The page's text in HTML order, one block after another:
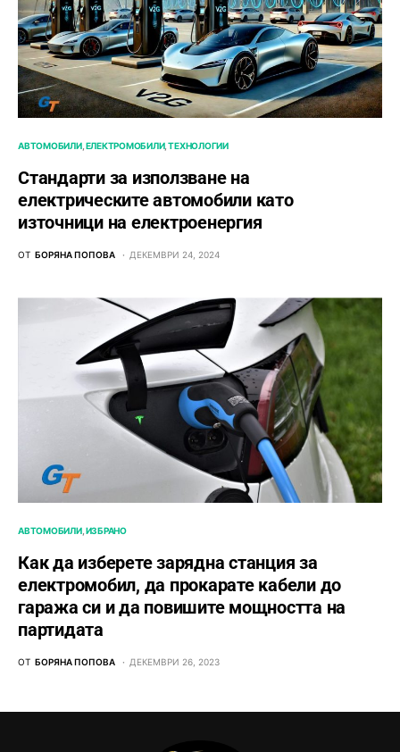
АВТОМОБИЛИ ЕЛЕКТРОМОБИЛИ ТЕХНОЛОГИИ
Стандарти за използване на
електрическите автомобили като
източници на електроенергия
ОТ БОРЯНА ПОПОВА ДЕКЕМВРИ 24, 2024
АВТОМОБИЛИ ИЗБРАНО
Как да изберете зарядна станция за
електромобил, да прокарате кабели до
гаража си и да повишите мощността на
партидата
ОТ БОРЯНА ПОПОВА ДЕКЕМВРИ 26, 2023